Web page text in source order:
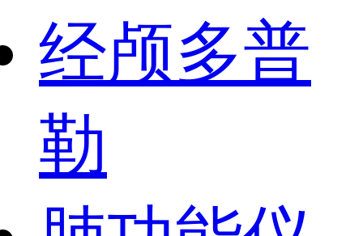
经颅多普
勒